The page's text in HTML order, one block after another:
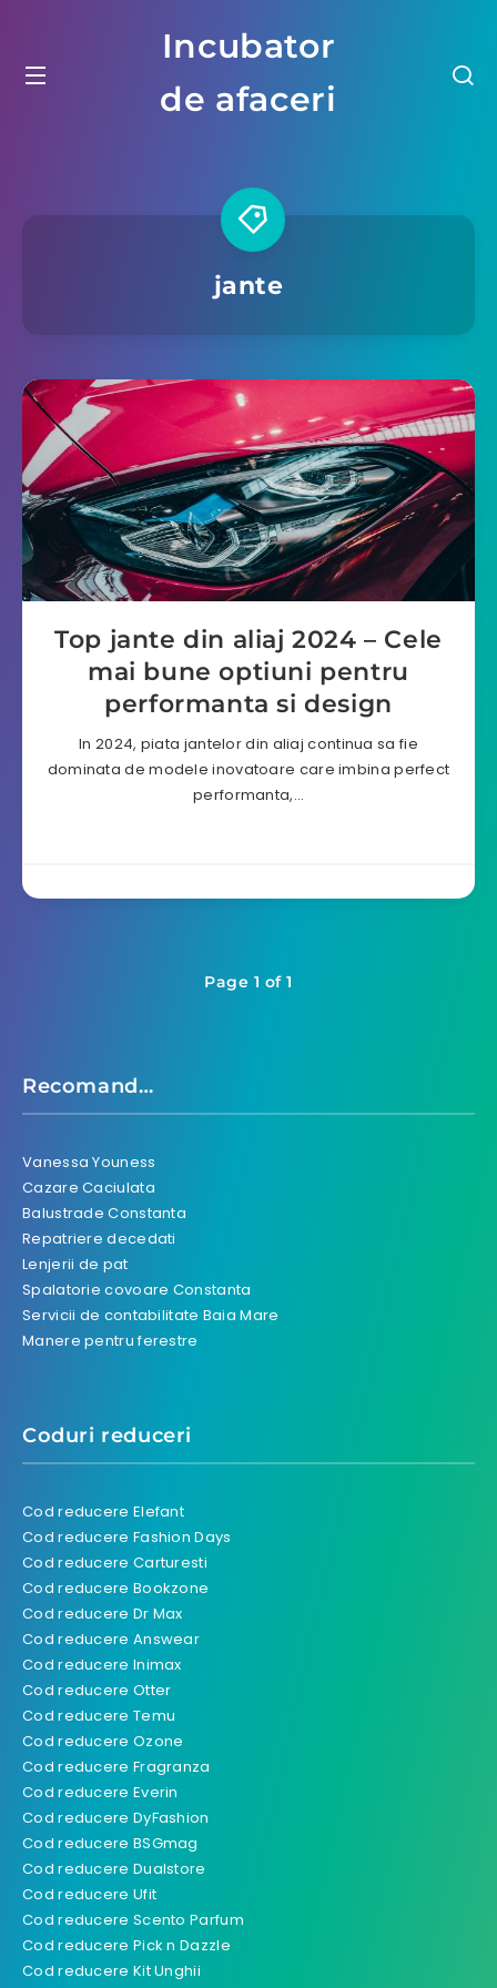
Incubator
de afaceri
jante
Top jante din aliaj 2024 – Cele
mai bune optiuni pentru
performanta si design
In 2024, piata jantelor din aliaj continua sa fie
dominata de modele inovatoare care imbina perfect
performanta,…
Page 1 of 1
Recomand…
Vanessa Youness
Cazare Caciulata
Balustrade Constanta
Repatriere decedati
Lenjerii de pat
Spalatorie covoare Constanta
Servicii de contabilitate Baia Mare
Manere pentru ferestre
Coduri reduceri
Cod reducere Elefant
Cod reducere Fashion Days
Cod reducere Carturesti
Cod reducere Bookzone
Cod reducere Dr Max
Cod reducere Answear
Cod reducere Inimax
Cod reducere Otter
Cod reducere Temu
Cod reducere Ozone
Cod reducere Fragranza
Cod reducere Everin
Cod reducere DyFashion
Cod reducere BSGmag
Cod reducere Dualstore
Cod reducere Ufit
Cod reducere Scento Parfum
Cod reducere Pick n Dazzle
Cod reducere Kit Unghii